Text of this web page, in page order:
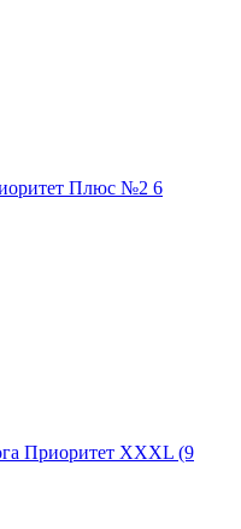
Плюс №2 6
Приоритет XXXL (9